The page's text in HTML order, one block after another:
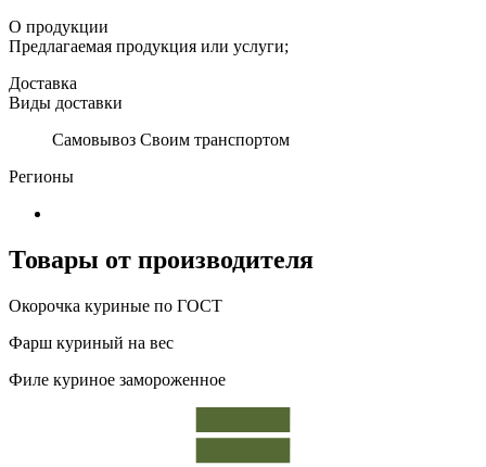
О продукции
Предлагаемая продукция или услуги;
Доставка
Виды доставки
Самовывоз Своим транспортом
Регионы
Товары от производителя
Окорочка куриные по ГОСТ
Фарш куриный на вес
Филе куриное замороженное